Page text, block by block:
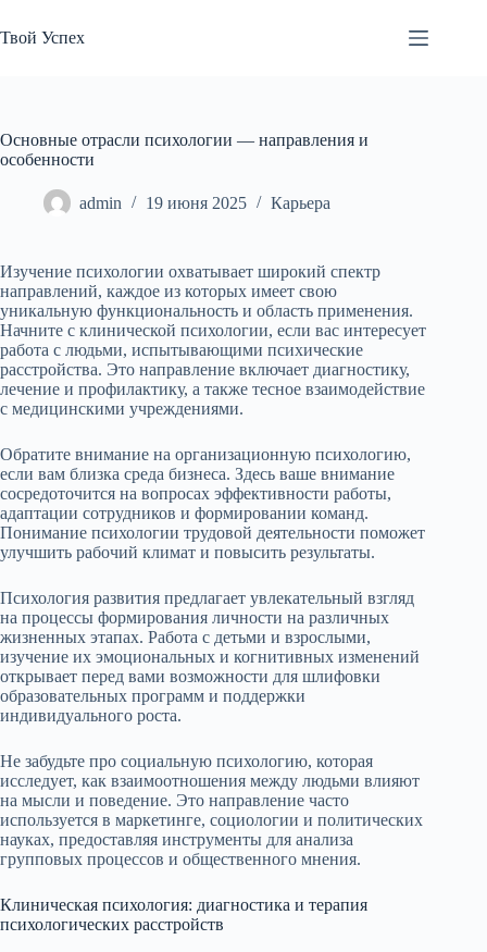
к
сути
Твой Успех
Основные отрасли психологии — направления и
особенности
admin 19 июня 2025 Карьера
Изучение психологии охватывает широкий спектр
направлений, каждое из которых имеет свою
уникальную функциональность и область применения.
Начните с клинической психологии, если вас интересует
работа с людьми, испытывающими психические
расстройства. Это направление включает диагностику,
лечение и профилактику, а также тесное взаимодействие
с медицинскими учреждениями.
Обратите внимание на организационную психологию,
если вам близка среда бизнеса. Здесь ваше внимание
сосредоточится на вопросах эффективности работы,
адаптации сотрудников и формировании команд.
Понимание психологии трудовой деятельности поможет
улучшить рабочий климат и повысить результаты.
Психология развития предлагает увлекательный взгляд
на процессы формирования личности на различных
жизненных этапах. Работа с детьми и взрослыми,
изучение их эмоциональных и когнитивных изменений
открывает перед вами возможности для шлифовки
образовательных программ и поддержки
индивидуального роста.
Не забудьте про социальную психологию, которая
исследует, как взаимоотношения между людьми влияют
на мысли и поведение. Это направление часто
используется в маркетинге, социологии и политических
науках, предоставляя инструменты для анализа
групповых процессов и общественного мнения.
Клиническая психология: диагностика и терапия
психологических расстройств